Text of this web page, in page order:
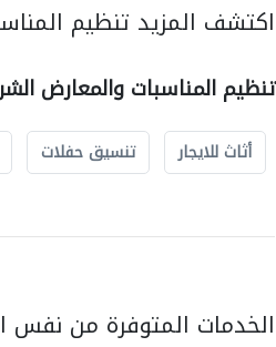
اكتشف المزيد تنظيم
تنظيم المناسبات والمعارض
أثاث للايجار تنسيق حفلات
الخدمات المتوفرة من نفس